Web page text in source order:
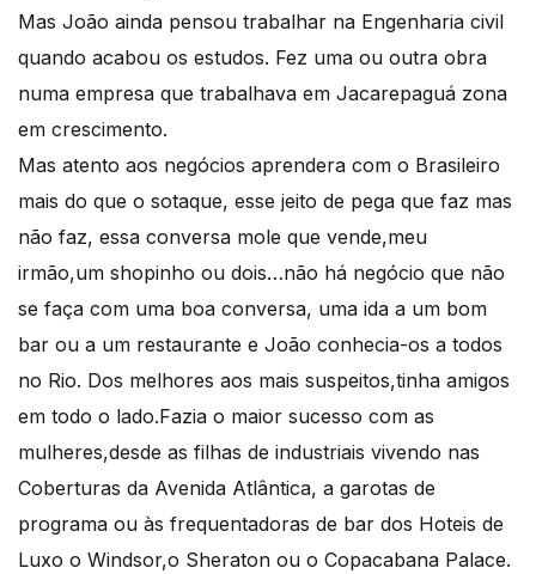
Mas João ainda pensou trabalhar na Engenharia civil
quando acabou os estudos. Fez uma ou outra obra
numa empresa que trabalhava em Jacarepaguá zona
em crescimento.
Mas atento aos negócios aprendera com o Brasileiro
mais do que o sotaque, esse jeito de pega que faz mas
não faz, essa conversa mole que vende,meu
irmão,um shopinho ou dois…não há negócio que não
se faça com uma boa conversa, uma ida a um bom
bar ou a um restaurante e João conhecia-os a todos
no Rio. Dos melhores aos mais suspeitos,tinha amigos
em todo o lado.Fazia o maior sucesso com as
mulheres,desde as filhas de industriais vivendo nas
Coberturas da Avenida Atlântica, a garotas de
programa ou às frequentadoras de bar dos Hoteis de
Luxo o Windsor,o Sheraton ou o Copacabana Palace.